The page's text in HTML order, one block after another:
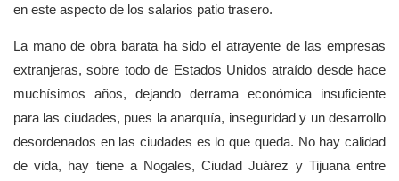
en este aspecto de los salarios patio trasero.
La mano de obra barata ha sido el atrayente de las empresas
extranjeras, sobre todo de Estados Unidos atraído desde hace
muchísimos años, dejando derrama económica insuficiente
para las ciudades, pues la anarquía, inseguridad y un desarrollo
desordenados en las ciudades es lo que queda. No hay calidad
de vida, hay tiene a Nogales, Ciudad Juárez y Tijuana entre